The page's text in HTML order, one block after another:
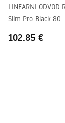
24 mjeseca
Da, na
LINEARNI ODVOD
Slim Pro Black 80
102.85 €